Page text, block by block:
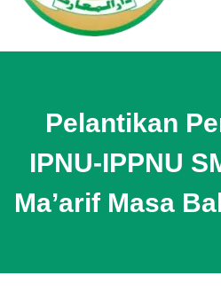
Pelantikan
IPNU-IPPNU
Ma’arif Masa